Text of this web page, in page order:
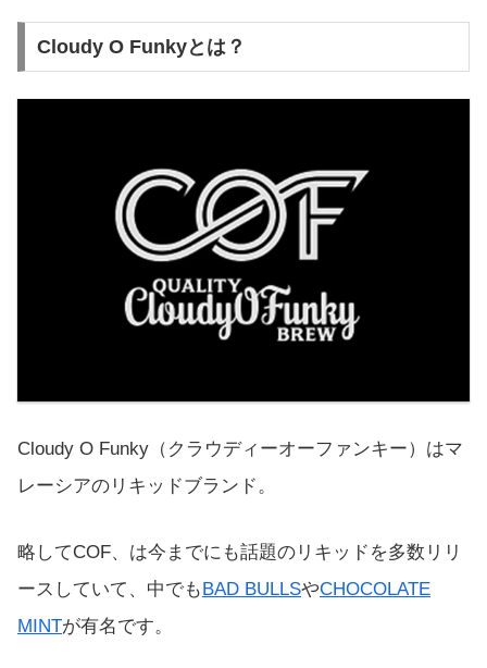
Cloudy O Funkyとは？
Cloudy O Funky（クラウディーオーファンキー）はマ
レーシアのリキッドブランド。
略してCOF、は今までにも話題のリキッドを多数リリ
ースしていて、中でもBAD BULLSやCHOCOLATE
MINTが有名です。